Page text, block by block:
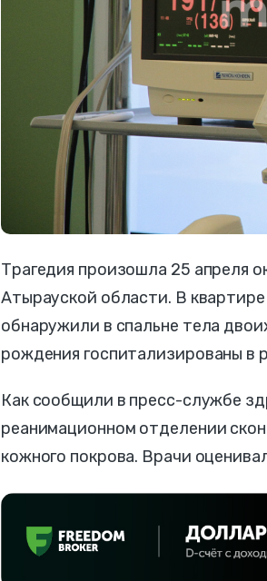
Трагедия произошла 25 апреля
Атырауской области. В
обнаружили в спальне тела
рождения госпитализированы в
Как сообщили в пресс-службе
реанимационном отделении
кожного покрова. Врачи